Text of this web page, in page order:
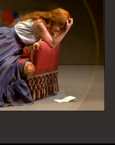
de Andrade
e Daniel Ladeira
– REC Studio
Da Costa
Pilar Fazito, Cacau